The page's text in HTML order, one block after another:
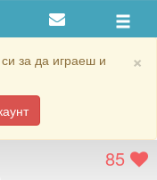
×
за да играеш и
85